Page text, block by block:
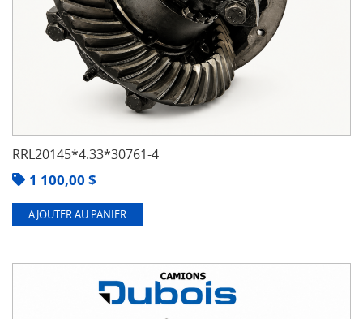
RRL20145*4.33*30761-4
1 100,00 $
AJOUTER AU PANIER